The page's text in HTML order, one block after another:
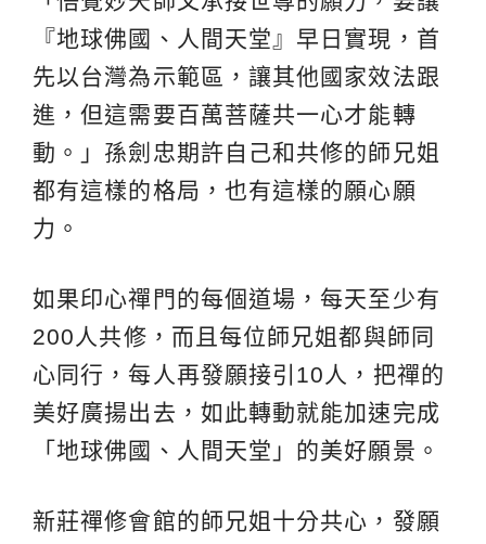
『地球佛國、人間天堂』早日實現，首
先以台灣為示範區，讓其他國家效法跟
進，但這需要百萬菩薩共一心才能轉
動。」孫劍忠期許自己和共修的師兄姐
都有這樣的格局，也有這樣的願心願
力。
如果印心禪門的每個道場，每天至少有
200人共修，而且每位師兄姐都與師同
心同行，每人再發願接引10人，把禪的
美好廣揚出去，如此轉動就能加速完成
「地球佛國、人間天堂」的美好願景。
新莊禪修會館的師兄姐十分共心，發願